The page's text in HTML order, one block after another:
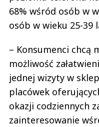
68% wśród osób w
osób w wieku 25-39
– Konsumenci chcą
możliwość
jednej wizyty w
placówek
okazji codziennych
zainteresowanie